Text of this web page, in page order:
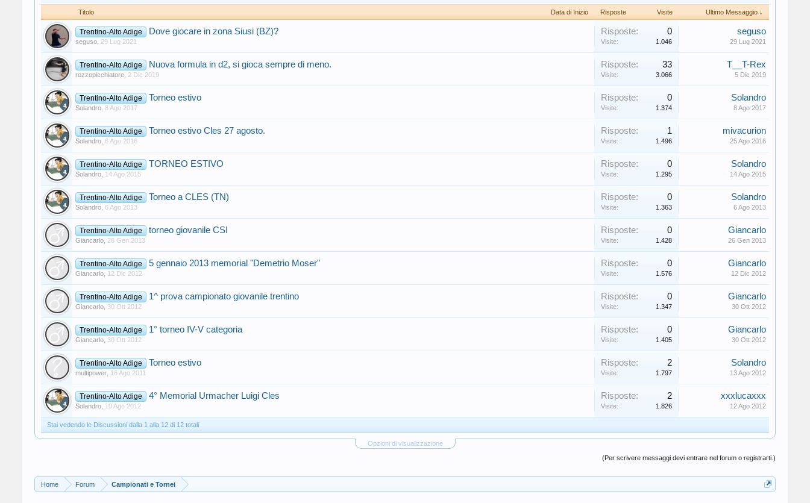
Titolo Data di Inizio Risposte Visite Ultimo Messaggio ↓
Trentino-Alto Adige Dove giocare in zona Siusi (BZ)?
seguso 29 Lug 2021
Risposte: 0
Visite: 1.046
seguso
29 Lug 2021
Trentino-Alto Adige Nuova formula in d2, si gioca sempre di meno.
rozzopicchiatore 2 Dic 2019
Risposte: 33
Visite: 3.066
T__T-Rex
5 Dic 2019
Trentino-Alto Adige Torneo estivo
Solandro 8 Ago 2017
Risposte: 0
Visite: 1.374
Solandro
8 Ago 2017
Trentino-Alto Adige Torneo estivo Cles 27 agosto.
Solandro 6 Ago 2016
Risposte: 1
Visite: 1.496
mivacurion
25 Ago 2016
Trentino-Alto Adige TORNEO ESTIVO
Solandro 14 Ago 2015
Risposte: 0
Visite: 1.295
Solandro
14 Ago 2015
Trentino-Alto Adige Torneo a CLES (TN)
Solandro 6 Ago 2013
Risposte: 0
Visite: 1.363
Solandro
6 Ago 2013
Trentino-Alto Adige torneo giovanile CSI
Giancarlo 26 Gen 2013
Risposte: 0
Visite: 1.428
Giancarlo
26 Gen 2013
Trentino-Alto Adige 5 gennaio 2013 memorial "Demetrio Moser"
Giancarlo 12 Dic 2012
Risposte: 0
Visite: 1.576
Giancarlo
12 Dic 2012
Trentino-Alto Adige 1^ prova campionato giovanile trentino
Giancarlo 30 Ott 2012
Risposte: 0
Visite: 1.347
Giancarlo
30 Ott 2012
Trentino-Alto Adige 1° torneo IV-V categoria
Giancarlo 30 Ott 2012
Risposte: 0
Visite: 1.405
Giancarlo
30 Ott 2012
Trentino-Alto Adige Torneo estivo
multipower 16 Ago 2011
Risposte: 2
Visite: 1.797
Solandro
13 Ago 2012
Trentino-Alto Adige 4° Memorial Urmacher Luigi Cles
Solandro 10 Ago 2012
Risposte: 2
Visite: 1.826
xxxlucaxxx
12 Ago 2012
Stai vedendo le Discussioni dalla 1 alla 12 di 12 totali
Opzioni di visualizzazione
(Per scrivere messaggi devi entrare nel forum o registrarti.)
Home Forum Campionati e Tornei